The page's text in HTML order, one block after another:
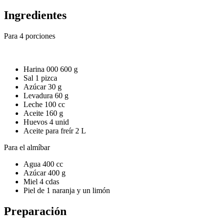
Ingredientes
Para 4 porciones
Harina 000 600 g
Sal 1 pizca
Azúcar 30 g
Levadura 60 g
Leche 100 cc
Aceite 160 g
Huevos 4 unid
Aceite para freír 2 L
Para el almíbar
Agua 400 cc
Azúcar 400 g
Miel 4 cdas
Piel de 1 naranja y un limón
Preparación